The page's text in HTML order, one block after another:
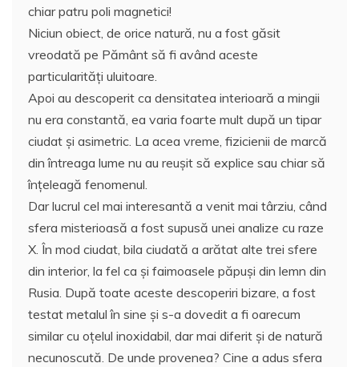
chiar patru poli magnetici!
Niciun obiect, de orice natură, nu a fost găsit
vreodată pe Pământ să fi având aceste
particularități uluitoare.
Apoi au descoperit ca densitatea interioară a mingii
nu era constantă, ea varia foarte mult după un tipar
ciudat și asimetric. La acea vreme, fizicienii de marcă
din întreaga lume nu au reușit să explice sau chiar să
înțeleagă fenomenul.
Dar lucrul cel mai interesantă a venit mai târziu, când
sfera misterioasă a fost supusă unei analize cu raze
X. În mod ciudat, bila ciudată a arătat alte trei sfere
din interior, la fel ca și faimoasele păpuși din lemn din
Rusia. După toate aceste descoperiri bizare, a fost
testat metalul în sine și s-a dovedit a fi oarecum
similar cu oțelul inoxidabil, dar mai diferit și de natură
necunoscută. De unde provenea? Cine a adus sfera